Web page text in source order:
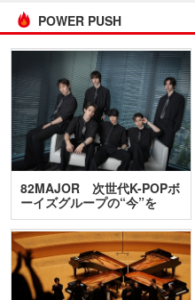
POWER PUSH
82MAJOR 次世代K-POPボ
ーイズグループの“今”を
訊…